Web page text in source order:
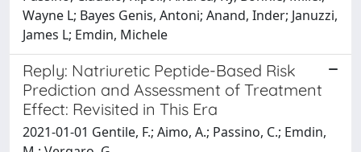
Wayne L; Bayes Genis, Antoni; Anand, Inder; Januzzi,
James L; Emdin, Michele
Reply: Natriuretic Peptide-Based Risk
Prediction and Assessment of Treatment
Effect: Revisited in This Era
2021-01-01 Gentile, F.; Aimo, A.; Passino, C.; Emdin,